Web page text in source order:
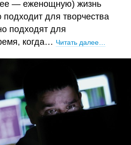
— еженощную) жизнь
для творчества
подходят для
когда… Читать далее…